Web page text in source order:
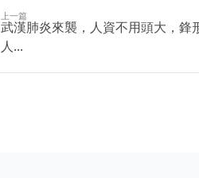
上一篇
武漢肺炎來襲，人資不用頭大，鋒
人...